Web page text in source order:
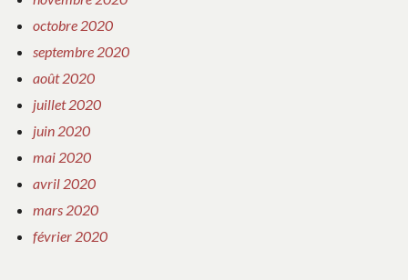
octobre 2020
septembre 2020
août 2020
juillet 2020
juin 2020
mai 2020
avril 2020
mars 2020
février 2020